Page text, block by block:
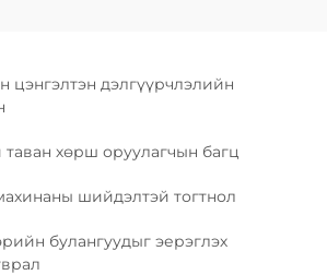
цэнгэлтэн дэлгүүрчлэлийн
таван хөрш оруулагчын багц
шийдэлтэй тогтнол
булангуудыг эерэглэх